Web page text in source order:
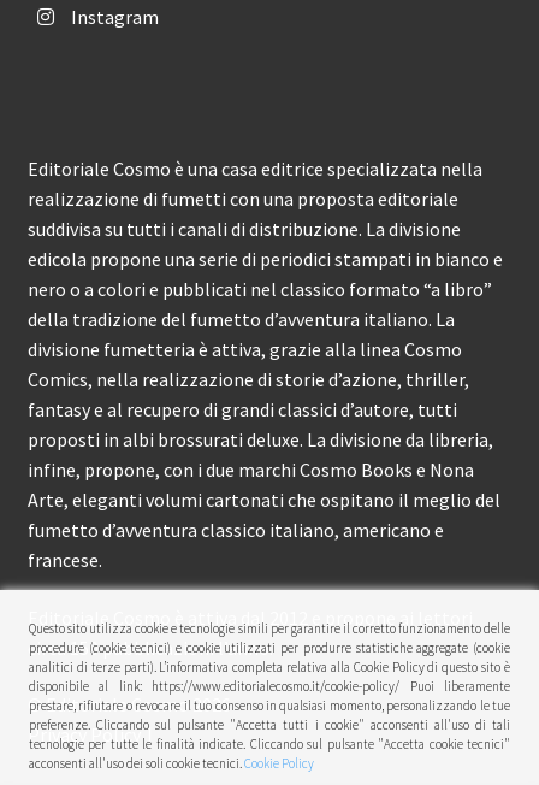
Instagram
Editoriale Cosmo è una casa editrice specializzata nella
realizzazione di fumetti con una proposta editoriale
suddivisa su tutti i canali di distribuzione. La divisione
edicola propone una serie di periodici stampati in bianco e
nero o a colori e pubblicati nel classico formato “a libro”
della tradizione del fumetto d’avventura italiano. La
divisione fumetteria è attiva, grazie alla linea Cosmo
Comics, nella realizzazione di storie d’azione, thriller,
fantasy e al recupero di grandi classici d’autore, tutti
proposti in albi brossurati deluxe. La divisione da libreria,
infine, propone, con i due marchi Cosmo Books e Nona
Arte, eleganti volumi cartonati che ospitano il meglio del
fumetto d’avventura classico italiano, americano e
francese.
Editoriale Cosmo è attiva dal 2012 e propone ai lettori
circa 150 pubblicazioni l’anno.
© Editoriale Cosmo 2026
Privacy Policy
Questo sito utilizza cookie e tecnologie simili per garantire il corretto funzionamento delle
procedure (cookie tecnici) e cookie utilizzati per produrre statistiche aggregate (cookie
analitici di terze parti). L’informativa completa relativa alla Cookie Policy di questo sito è
disponibile al link: https://www.editorialecosmo.it/cookie-policy/ Puoi liberamente
prestare, rifiutare o revocare il tuo consenso in qualsiasi momento, personalizzando le tue
preferenze. Cliccando sul pulsante "Accetta tutti i cookie" acconsenti all'uso di tali
tecnologie per tutte le finalità indicate. Cliccando sul pulsante "Accetta cookie tecnici"
acconsenti all'uso dei soli cookie tecnici.Cookie Policy